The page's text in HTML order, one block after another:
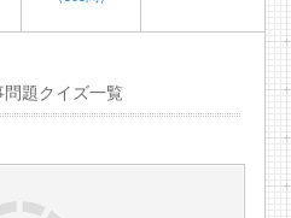
題クイズ一覧